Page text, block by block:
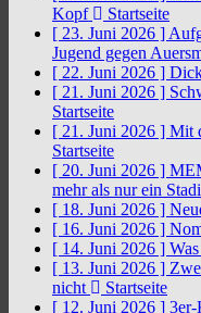
Kopf
Startseite
[ 23. Juni 2026 ]
Jugend gegen
[ 22. Juni 2026 ]
[ 21. Juni 2026 ]
Startseite
[ 21. Juni 2026 ] Mit
Startseite
[ 20. Juni 2026 ]
mehr als nur ein
[ 18. Juni 2026 ]
[ 16. Juni 2026 ]
[ 14. Juni 2026 ]
[ 13. Juni 2026 ]
nicht
Startseite
[ 12. Juni 2026 ] 3er-